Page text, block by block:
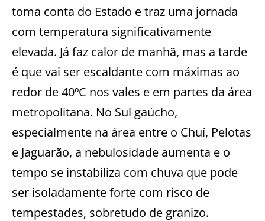
toma conta do Estado e traz uma jornada
com temperatura significativamente
elevada. Já faz calor de manhã, mas a tarde
é que vai ser escaldante com máximas ao
redor de 40ºC nos vales e em partes da área
metropolitana. No Sul gaúcho,
especialmente na área entre o Chuí, Pelotas
e Jaguarão, a nebulosidade aumenta e o
tempo se instabiliza com chuva que pode
ser isoladamente forte com risco de
tempestades, sobretudo de granizo.